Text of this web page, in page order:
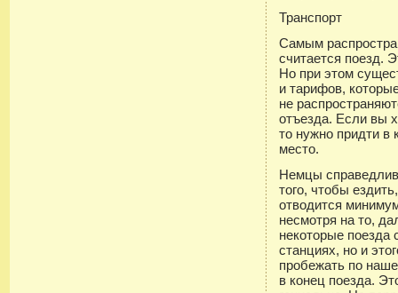
Транспорт
Самым
считается поезд.
Но при этом
и тарифов,
не
отъезда. Если вы
то нужно придти в
место.
Немцы
того, чтобы
отводится
несмотря на то,
некоторые поезда
станциях, но и
пробежать по
в конец поезда.